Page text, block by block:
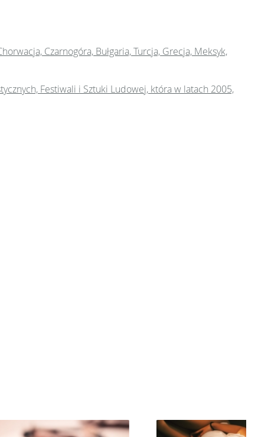
Czarnogóra, Bułgaria, Turcja, Grecja, Meksyk,
Festiwali i Sztuki Ludowej, która w latach 2005,